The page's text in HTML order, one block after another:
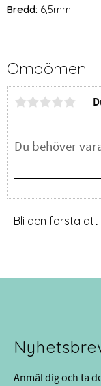
Bredd: 6,5mm
Omdömen
Bli den första
Anmäl dig och ta